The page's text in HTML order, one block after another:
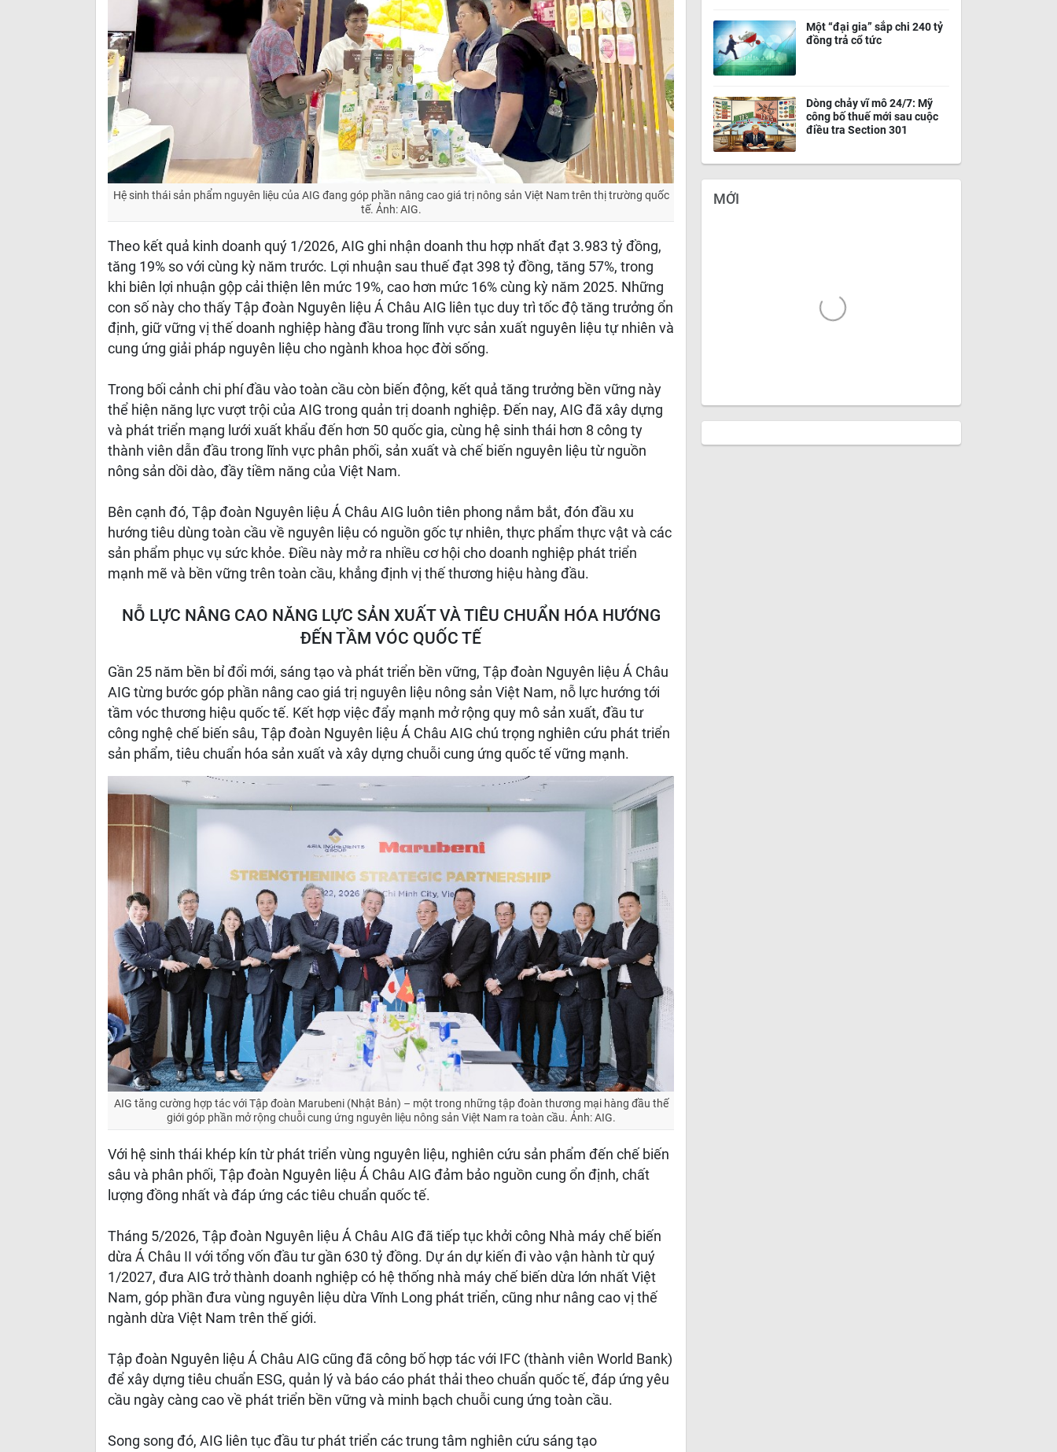
Hệ sinh thái sản phẩm nguyên liệu của AIG đang góp phần nâng cao giá trị nông sản Việt Nam trên thị trường quốc
tế. Ảnh: AIG.
Theo kết quả kinh doanh quý 1/2026, AIG ghi nhận doanh thu hợp nhất đạt 3.983 tỷ đồng,
tăng 19% so với cùng kỳ năm trước. Lợi nhuận sau thuế đạt 398 tỷ đồng, tăng 57%, trong
khi biên lợi nhuận gộp cải thiện lên mức 19%, cao hơn mức 16% cùng kỳ năm 2025. Những
con số này cho thấy Tập đoàn Nguyên liệu Á Châu AIG liên tục duy trì tốc độ tăng trưởng ổn
định, giữ vững vị thế doanh nghiệp hàng đầu trong lĩnh vực sản xuất nguyên liệu tự nhiên và
cung ứng giải pháp nguyên liệu cho ngành khoa học đời sống.
Trong bối cảnh chi phí đầu vào toàn cầu còn biến động, kết quả tăng trưởng bền vững này
thể hiện năng lực vượt trội của AIG trong quản trị doanh nghiệp. Đến nay, AIG đã xây dựng
và phát triển mạng lưới xuất khẩu đến hơn 50 quốc gia, cùng hệ sinh thái hơn 8 công ty
thành viên dẫn đầu trong lĩnh vực phân phối, sản xuất và chế biến nguyên liệu từ nguồn
nông sản dồi dào, đầy tiềm năng của Việt Nam.
Bên cạnh đó, Tập đoàn Nguyên liệu Á Châu AIG luôn tiên phong nắm bắt, đón đầu xu
hướng tiêu dùng toàn cầu về nguyên liệu có nguồn gốc tự nhiên, thực phẩm thực vật và các
sản phẩm phục vụ sức khỏe. Điều này mở ra nhiều cơ hội cho doanh nghiệp phát triển
mạnh mẽ và bền vững trên toàn cầu, khẳng định vị thế thương hiệu hàng đầu.
NỖ LỰC NÂNG CAO NĂNG LỰC SẢN XUẤT VÀ TIÊU CHUẨN HÓA HƯỚNG
ĐẾN TẦM VÓC QUỐC TẾ
Gần 25 năm bền bỉ đổi mới, sáng tạo và phát triển bền vững, Tập đoàn Nguyên liệu Á Châu
AIG từng bước góp phần nâng cao giá trị nguyên liệu nông sản Việt Nam, nỗ lực hướng tới
tầm vóc thương hiệu quốc tế. Kết hợp việc đẩy mạnh mở rộng quy mô sản xuất, đầu tư
công nghệ chế biến sâu, Tập đoàn Nguyên liệu Á Châu AIG chú trọng nghiên cứu phát triển
sản phẩm, tiêu chuẩn hóa sản xuất và xây dựng chuỗi cung ứng quốc tế vững mạnh.
AIG tăng cường hợp tác với Tập đoàn Marubeni (Nhật Bản) – một trong những tập đoàn thương mại hàng đầu thế
giới góp phần mở rộng chuỗi cung ứng nguyên liệu nông sản Việt Nam ra toàn cầu. Ảnh: AIG.
Với hệ sinh thái khép kín từ phát triển vùng nguyên liệu, nghiên cứu sản phẩm đến chế biến
sâu và phân phối, Tập đoàn Nguyên liệu Á Châu AIG đảm bảo nguồn cung ổn định, chất
lượng đồng nhất và đáp ứng các tiêu chuẩn quốc tế.
Tháng 5/2026, Tập đoàn Nguyên liệu Á Châu AIG đã tiếp tục khởi công Nhà máy chế biến
dừa Á Châu II với tổng vốn đầu tư gần 630 tỷ đồng. Dự án dự kiến đi vào vận hành từ quý
1/2027, đưa AIG trở thành doanh nghiệp có hệ thống nhà máy chế biến dừa lớn nhất Việt
Nam, góp phần đưa vùng nguyên liệu dừa Vĩnh Long phát triển, cũng như nâng cao vị thế
ngành dừa Việt Nam trên thế giới.
Tập đoàn Nguyên liệu Á Châu AIG cũng đã công bố hợp tác với IFC (thành viên World Bank)
để xây dựng tiêu chuẩn ESG, quản lý và báo cáo phát thải theo chuẩn quốc tế, đáp ứng yêu
cầu ngày càng cao về phát triển bền vững và minh bạch chuỗi cung ứng toàn cầu.
Song song đó, AIG liên tục đầu tư phát triển các trung tâm nghiên cứu sáng tạo
Một “đại gia” sắp chi 240 tỷ
đồng trả cổ tức
Dòng chảy vĩ mô 24/7: Mỹ
công bố thuế mới sau cuộc
điều tra Section 301
MỚI